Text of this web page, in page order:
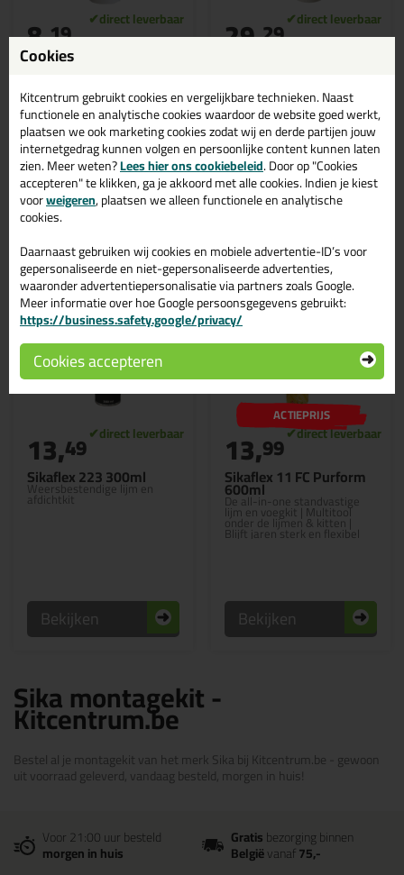
Sikaflex Extreme Grab
8,19
Bekijken
verankering (Epoxy-basis)
29,29
Bekijken
Sikaflex 223 300ml
Weersbestendige lijm en
afdichtkit
13,49
Bekijken
Sikaflex 11 FC Purform
600ml
De all-in-one standvastige
lijm en voegkit | Multitool
onder de lijmen & kitten |
Blijft jaren sterk en flexibel
ACTIEPRIJS
13,99
Bekijken
Sika montagekit -
Kitcentrum.be
Bestel al je montagekit van het merk Sika bij Kitcentrum.be - gewoon
uit voorraad geleverd, vandaag besteld, morgen in huis!
Voor 21:00 uur besteld
morgen in huis
Gratisbezorging binnen
Belgiëvanaf75,-
Cookies
Kitcentrum gebruikt cookies en vergelijkbare technieken. Naast
functionele en analytische cookies waardoor de website goed werkt,
plaatsen we ook marketing cookies zodat wij en derde partijen jouw
internetgedrag kunnen volgen en persoonlijke content kunnen laten
zien. Meer weten?Lees hier ons cookiebeleid. Door op "Cookies
accepteren" te klikken, ga je akkoord met alle cookies. Indien je kiest
voorweigeren, plaatsen we alleen functionele en analytische
cookies.
Daarnaast gebruiken wij cookies en mobiele advertentie-ID’s voor
gepersonaliseerde en niet-gepersonaliseerde advertenties,
waaronder advertentiepersonalisatie via partners zoals Google.
Meer informatie over hoe Google persoonsgegevens gebruikt:
https://business.safety.google/privacy/
Cookies accepteren